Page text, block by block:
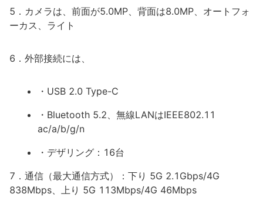
5．カメラは、前面が5.0MP、背面は8.0MP、オートフォ
ーカス、ライト
6．外部接続には、
・USB 2.0 Type-C
・Bluetooth 5.2、無線LANはIEEE802.11
ac/a/b/g/n
・デザリング：16台
7．通信（最大通信方式）：下り 5G 2.1Gbps/4G
838Mbps、上り 5G 113Mbps/4G 46Mbps